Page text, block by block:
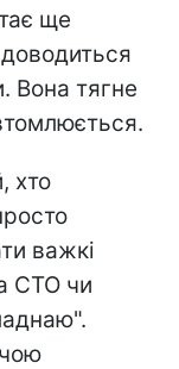
ще
Вона тягне
хто
важкі
СТО чи